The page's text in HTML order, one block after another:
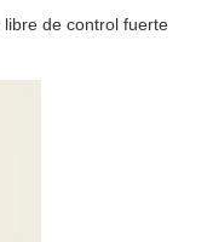
libre de control fuerte